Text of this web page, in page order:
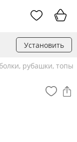
Установить
рубашки, топы